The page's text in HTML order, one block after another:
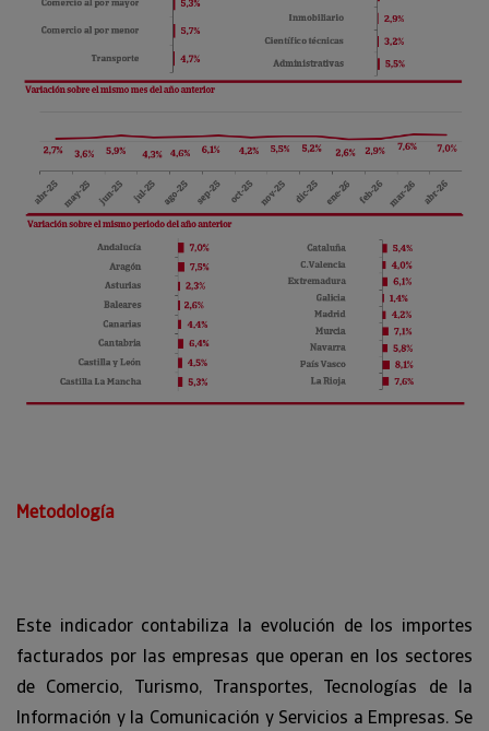
Metodología
Este indicador contabiliza la evolución de los importes
facturados por las empresas que operan en los sectores
de Comercio, Turismo, Transportes, Tecnologías de la
Información y la Comunicación y Servicios a Empresas. Se